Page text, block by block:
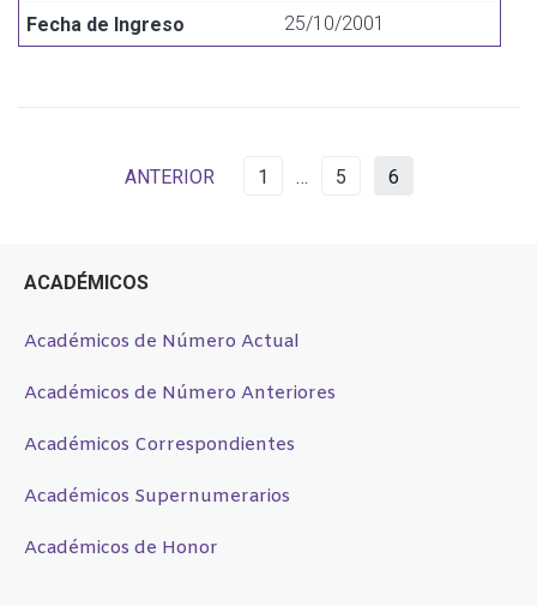
25/10/2001
ANTERIOR 1 … 5 6
ACADÉMICOS
Académicos de Número Actual
Académicos de Número Anteriores
Académicos Correspondientes
Académicos Supernumerarios
Académicos de Honor